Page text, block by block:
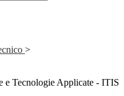
>
e Tecnologie Applicate - ITIS